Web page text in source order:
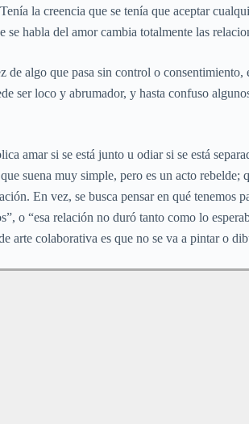
la creencia que se tenía que aceptar
habla del amor cambia totalmente las
de algo que pasa sin control o
ser loco y abrumador, y hasta confuso
amar si se está junto u odiar si se está
suena muy simple, pero es un acto
En vez, se busca pensar en qué
o “esa relación no duró tanto como lo
arte colaborativa es que no se va a pintar o